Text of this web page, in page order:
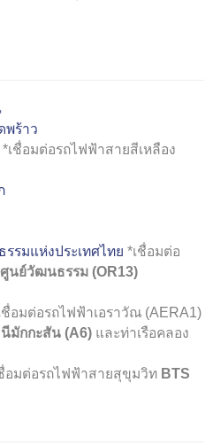
พร้าว
*เชื่อมต่อรถไฟฟ้าสายสีเหลือง
รมแห่งประเทศไทย *เชื่อมต่อ
นย์วัฒนธรรม (OR13)
ชื่อมต่อรถไฟฟ้าเอราวัณ (AERA1)
มักกะสัน (A6) และท่าเรือคลอง
อมต่อรถไฟฟ้าสายสุขุมวิท BTS